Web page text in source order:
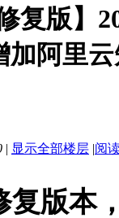
复版】
加阿里
| 显示全部楼层 |阅
复版本